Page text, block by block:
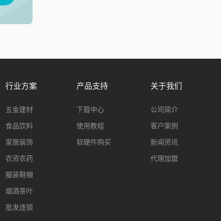
行业方案
五金建材
食品饮料
家居装饰
农资农药
服装鞋帽
烟酒茶叶
批发连锁
产品支持
下载中心
使用教程
软硬件购买
关于我们
公司简介
客户案例
新闻资讯
代理加盟